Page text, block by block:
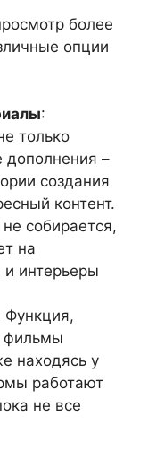
более
опции
:
только
–
создания
контент.
собирается,
на
интерьеры
Функция,
фильмы
находясь у
работают
не все